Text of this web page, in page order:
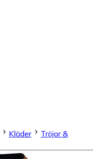
Kläder
Tröjor &